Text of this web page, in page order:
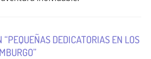
“PEQUEÑAS DEDICATORIAS EN LOS